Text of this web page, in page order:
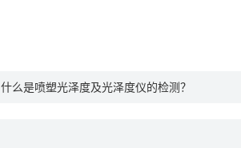
什么是喷塑光泽度及光泽度仪的检测？